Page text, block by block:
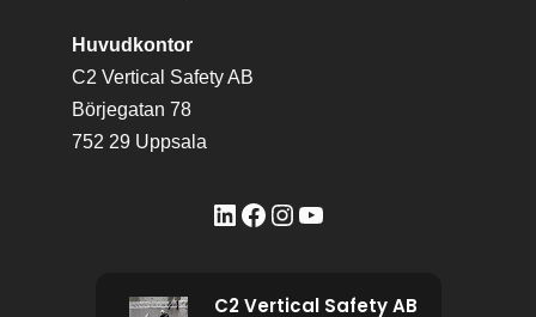
Huvudkontor
C2 Vertical Safety AB
Börjegatan 78
752 29 Uppsala
LinkedIn
Facebook
Instagram
YouTube
C2 Vertical Safety AB